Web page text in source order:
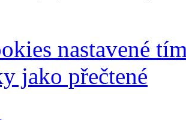
nastavené
jako přečtené